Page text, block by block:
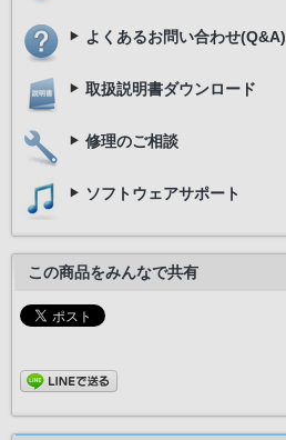
よくあるお問い合わせ(Q&A)
取扱説明書ダウンロード
修理のご相談
ソフトウェアサポート
この商品をみんなで共有